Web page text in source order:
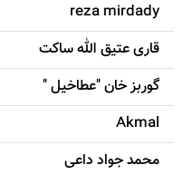
reza mirdady
قاری عتیق الله ساکت
گوربز خان "عطاخیل "
Akmal
محمد جواد داعی